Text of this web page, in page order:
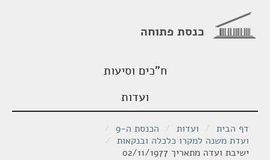
כנסת פתוחה
ח"כים וסיעות
ועדות
דף הבית / ועדות / הכנסת ה-9
/
ועדת משנה למקרו כלכלה ובנקאות /
ישיבת ועדה מתאריך 02/11/1977